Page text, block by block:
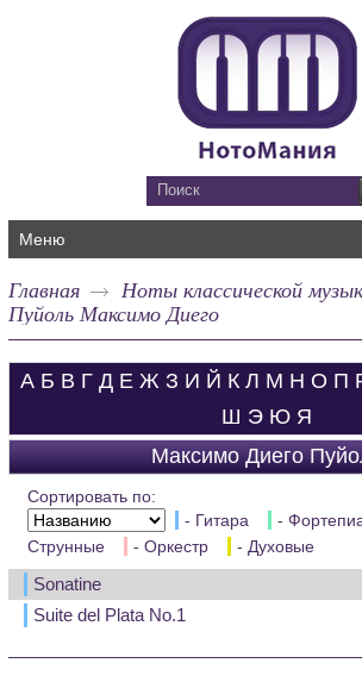
Меню
Главная
Ноты классической
Пуйоль Максимо Диего
А Б В Г Д Е Ж З И Й К Л М Н О П
Ш Э Ю Я
Максимо Диего
Сортировать по:
- Гитара
-
Струнные
- Оркестр - Духовые
Sonatine
Suite del Plata No.1